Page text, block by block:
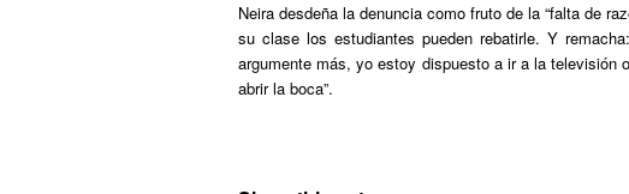
Neira desdeña la denuncia como fruto de la “falta de
su clase los estudiantes pueden rebatirle. Y
argumente más, yo estoy dispuesto a ir a la televisión
abrir la boca”.